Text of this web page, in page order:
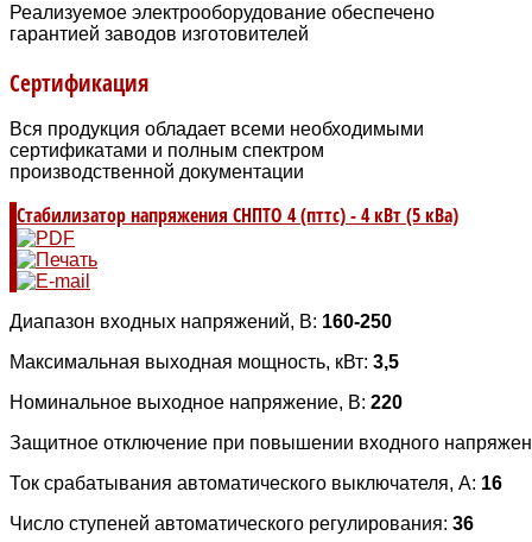
Реализуемое электрооборудование обеспечено
гарантией заводов изготовителей
Сертификация
Вся продукция обладает всеми необходимыми
сертификатами и полным спектром
производственной документации
Стабилизатор напряжения СНПТО 4 (пттс) - 4 кВт (5 кВа)
Диапазон входных напряжений, В: 160-250
Максимальная выходная мощность, кВт: 3,5
Номинальное выходное напряжение, В: 220
Защитное отключение при повышении входного
Ток срабатывания автоматического выключателя, А: 16
Число ступеней автоматического регулирования: 36